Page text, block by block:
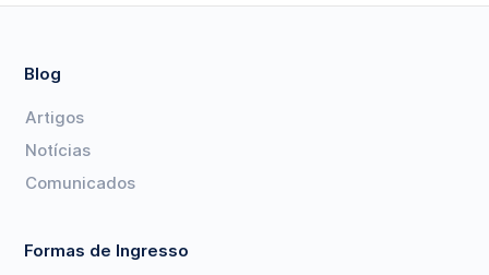
Blog
Artigos
Notícias
Comunicados
Formas de Ingresso